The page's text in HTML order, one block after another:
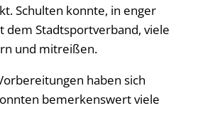
Schulten konnte, in enger
Stadtsportverband, viele
und mitreißen.
haben sich
bemerkenswert viele